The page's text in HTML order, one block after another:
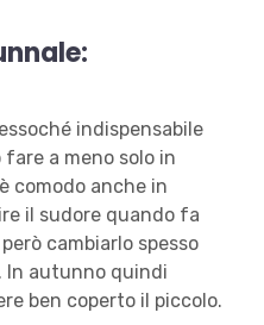
indispensabile
a meno solo in
comodo anche in
il sudore quando fa
cambiarlo spesso
In autunno quindi
ben coperto il piccolo.